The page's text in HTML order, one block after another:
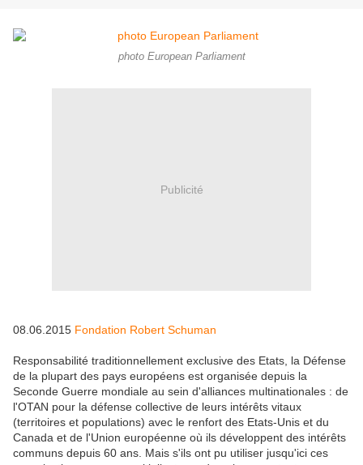
photo European Parliament
Publicité
08.06.2015 Fondation Robert Schuman
Responsabilité traditionnellement exclusive des Etats, la Défense
de la plupart des pays européens est organisée depuis la
Seconde Guerre mondiale au sein d'alliances multinationales : de
l'OTAN pour la défense collective de leurs intérêts vitaux
(territoires et populations) avec le renfort des Etats-Unis et du
Canada et de l'Union européenne où ils développent des intérêts
communs depuis 60 ans. Mais s'ils ont pu utiliser jusqu'ici ces